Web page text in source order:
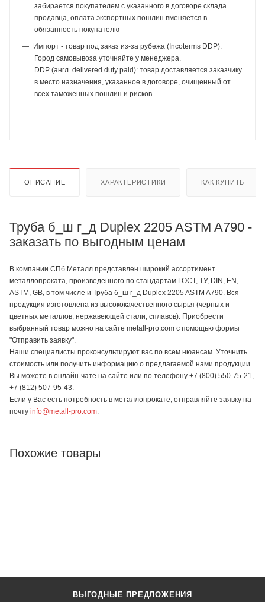
забирается покупателем с указанного в договоре склада
продавца, оплата экспортных пошлин вменяется в
обязанность покупателю
Импорт - товар под заказ из-за рубежа (Incoterms DDP).
Город самовывоза уточняйте у менеджера.
DDP (англ. delivered duty paid): товар доставляется заказчику
в место назначения, указанное в договоре, очищенный от
всех таможенных пошлин и рисков.
ОПИСАНИЕ ХАРАКТЕРИСТИКИ КАК КУПИТЬ
Труба б_ш г_д Duplex 2205 ASTM A790 -
заказать по выгодным ценам
В компании СПб Металл представлен широкий ассортимент
металлопроката, произведенного по стандартам ГОСТ, ТУ, DIN, EN,
ASTM, GB, в том числе и Труба б_ш г_д Duplex 2205 ASTM A790. Вся
продукция изготовлена из высококачественного сырья (черных и
цветных металлов, нержавеющей стали, сплавов). Приобрести
выбранный товар можно на сайте metall-pro.com с помощью формы
"Отправить заявку".
Наши специалисты проконсультируют вас по всем нюансам. Уточнить
стоимость или получить информацию о предлагаемой нами продукции
Вы можете в онлайн-чате на сайте или по телефону +7 (800) 550-75-21,
+7 (812) 507-95-43.
Если у Вас есть потребность в металлопрокате, отправляйте заявку на
почту info@metall-pro.com
Похожие товары
ВЫГОДНЫЕ ПРЕДЛОЖЕНИЯ